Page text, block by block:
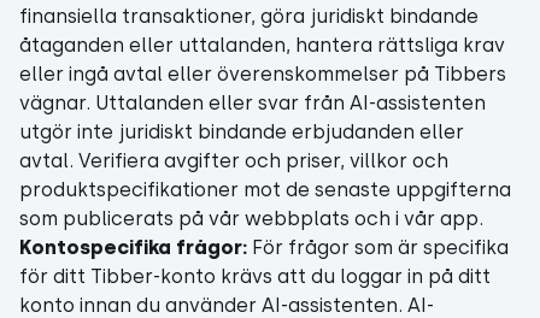
finansiella transaktioner, göra juridiskt bindande
åtaganden eller uttalanden, hantera rättsliga krav
eller ingå avtal eller överenskommelser på Tibbers
vägnar. Uttalanden eller svar från AI-assistenten
utgör inte juridiskt bindande erbjudanden eller
avtal. Verifiera avgifter och priser, villkor och
produktspecifikationer mot de senaste uppgifterna
som publicerats på vår webbplats och i vår app.
Kontospecifika frågor: För frågor som är specifika
för ditt Tibber-konto krävs att du loggar in på ditt
konto innan du använder AI-assistenten. AI-